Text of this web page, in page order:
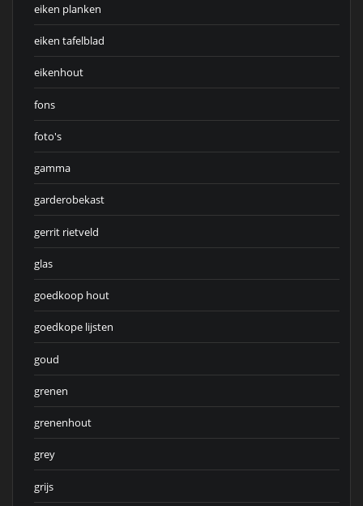
eiken planken
eiken tafelblad
eikenhout
fons
foto's
gamma
garderobekast
gerrit rietveld
glas
goedkoop hout
goedkope lijsten
goud
grenen
grenenhout
grey
grijs